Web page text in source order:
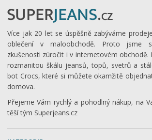
Více jak 20 let se úspěšně zabýváme
oblečení v maloobchodě. Proto jsme
zkušenosti zúročit i v internetovém obchodě.
rozmanitou škálu jeansů, topů, svetrů a
bot Crocs, které si můžete okamžitě
domova.
Přejeme Vám rychlý a pohodlný nákup, na
těší tým Superjeans.cz